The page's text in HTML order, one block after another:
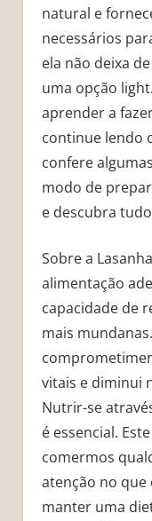
natural e
necessários
ela não deixa
uma opção
aprender a
continue lendo
confere
modo de
e descubra
Sobre a
alimentação
capacidade de
mais
vitais e diminui
Nutrir-se
é essencial.
comermos
atenção no que
manter uma